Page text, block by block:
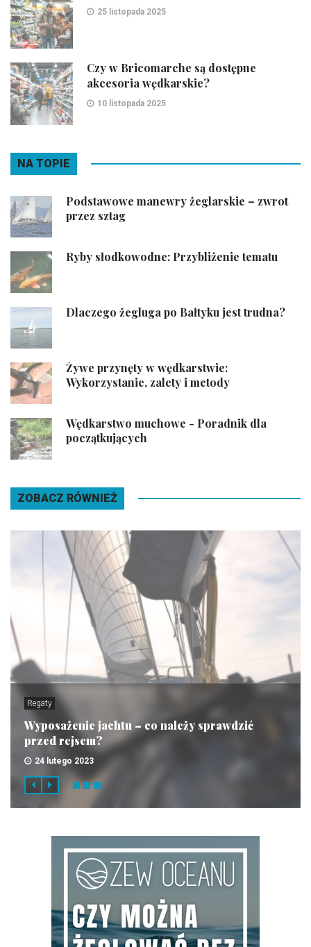
25 listopada 2025
Czy w Bricomarche są dostępne
akcesoria wędkarskie?
10 listopada 2025
NA TOPIE
Podstawowe manewry żeglarskie – zwrot
przez sztag
Ryby słodkowodne: Przybliżenie tematu
Dlaczego żegluga po Bałtyku jest trudna?
Żywe przynęty w wędkarstwie:
Wykorzystanie, zalety i metody
Wędkarstwo muchowe - Poradnik dla
początkujących
ZOBACZ RÓWNIEŻ
Regaty
Wyposażenie jachtu – co należy sprawdzić
przed rejsem?
24 lutego 2023